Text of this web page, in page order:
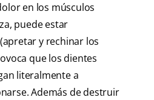
en los músculos
puede estar
y rechinar los
que los dientes
literalmente a
Además de destruir